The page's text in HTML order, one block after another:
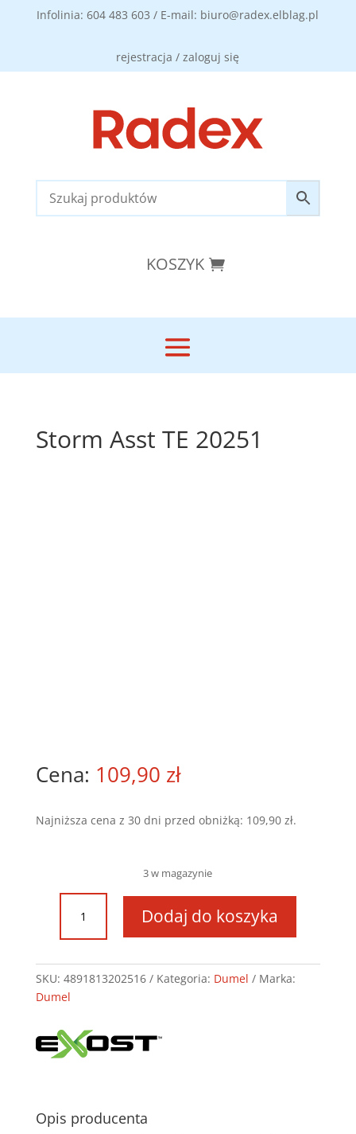
Infolinia: 604 483 603 / E-mail: biuro@radex.elblag.pl
rejestracja / zaloguj się
KOSZYK
Storm Asst TE 20251
109,90 zł
Najniższa cena z 30 dni przed obniżką: 109,90 zł.
3 w magazynie
ilość
Storm
Asst
20251
Dodaj do koszyka
SKU: 4891813202516 Kategoria: Dumel
Marka:
Dumel
Opis producenta